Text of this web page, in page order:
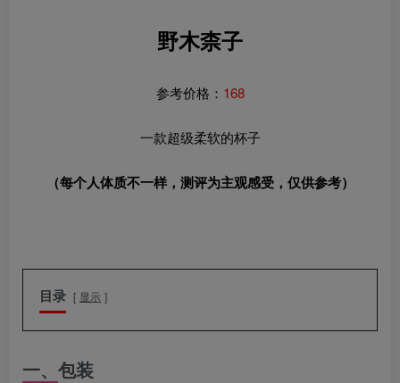
野木柰子
参考价格： 168
一款超级柔软的杯子
（每个人体质不一样，测评为主观感受，仅供参考）
目录 显示
一、包装